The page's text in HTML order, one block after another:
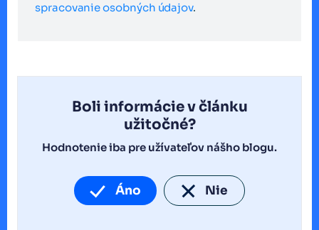
spracovanie osobných údajov.
Boli informácie v článku
užitočné?
Hodnotenie iba pre užívateľov nášho blogu.
Áno Nie